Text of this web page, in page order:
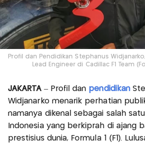
Profil dan Pendidikan Stephanus
Lead Engineer di Cadillac F1 Team
JAKARTA– Profil dan pendidikan
Widjanarko menarik perhatian
namanya dikenal sebagai salah
Indonesia yang berkiprah di ajang
prestisius dunia, Formula 1 (F1).